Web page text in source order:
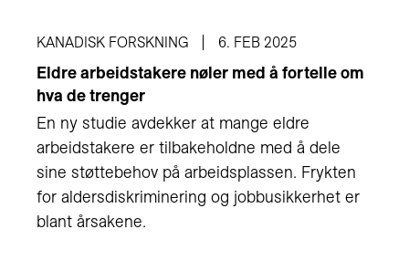
KANADISK FORSKNING 6. FEB 2025
Eldre arbeidstakere nøler med å fortelle om
hva de trenger
En ny studie avdekker at mange eldre
arbeidstakere er tilbakeholdne med å dele
sine støttebehov på arbeidsplassen. Frykten
for aldersdiskriminering og jobbusikkerhet er
blant årsakene.